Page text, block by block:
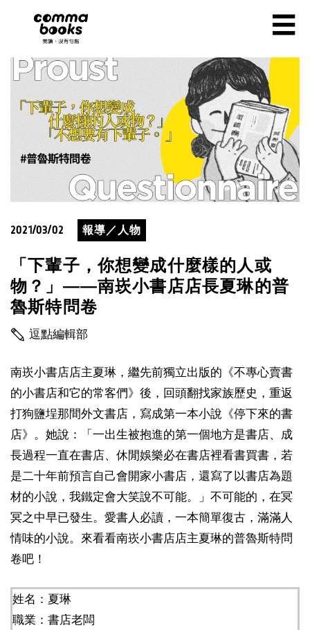
☰
2021/03/02 報導／人物
「下輩子，你想變成什麼樣的人或
物？」——南崁小書店店長夏琳的普
魯斯特問卷
逗點編輯部
南崁小書店店主夏琳，繼先前獨立出版的《不專心賣書
的小書店和它的常客們》後，回頭翻找家族歷史，重返
打狗鹽埕那間外文書店，寫成第一本小說《停下來的書
店》。她說：「一出生被抱進的第一個地方是書店、成
長過程一直在書店、休閒娛樂必在書店裡看書買書，若
是二十年前預言自己會開家小書店，還寫了以書店為題
材的小說，我鐵定會大笑說不可能。」不可能的，在冥
冥之中早已發生。愛書人必讀，一本簡單復古，滿滿人
情味的小說。來看看南崁小書店店主夏琳的普魯斯特問
卷吧！
姓名：夏琳
職業：書店老闆